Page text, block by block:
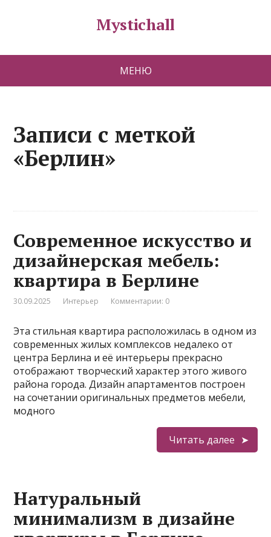
Mystichall
МЕНЮ
Записи с меткой
«Берлин»
Современное искусство и
дизайнерская мебель:
квартира в Берлине
30.09.2025 Интерьер Комментарии: 0
Эта стильная квартира расположилась в одном из
современных жилых комплексов недалеко от
центра Берлина и её интерьеры прекрасно
отображают творческий характер этого живого
района города. Дизайн апартаментов построен
на сочетании оригинальных предметов мебели,
модного
Читать далее
Натуральный
минимализм в дизайне